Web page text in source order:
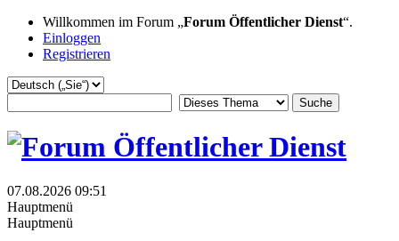
Willkommen im Forum „Forum Öffentlicher Dienst“.
Einloggen
Registrieren
07.08.2026 09:51
Hauptmenü
Hauptmenü